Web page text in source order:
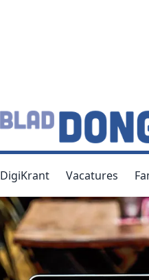
DigiKrant Vacatures